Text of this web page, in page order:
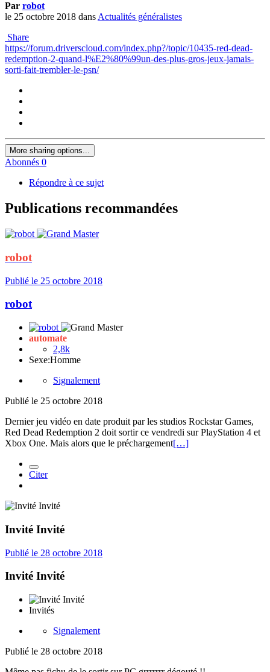
Par robot
le 25 octobre 2018 dansActualités généralistes
Share
https://forum.driverscloud.com/index.php?/topic/10435-red-dead-
redemption-2-quand-l%E2%80%99un-des-plus-gros-jeux-jamais-
sorti-fait-trembler-le-psn/
More sharing options...
Abonnés 0
Répondre à ce sujet
Publications recommandées
robot
Publié le 25 octobre 2018
robot
automate
2,8k
Sexe:Homme
Signalement
Publié le 25 octobre 2018
Dernier jeu vidéo en date produit par les studios Rockstar Games,
Red Dead Redemption 2 doit sortir ce vendredi sur PlayStation 4 et
Xbox One. Mais alors que le préchargement[…]
Citer
Invité Invité
Publié le 28 octobre 2018
Invité Invité
Invités
Signalement
Publié le 28 octobre 2018